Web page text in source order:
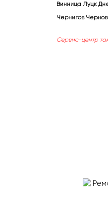
Винница Луцк
Чернигов
Сервис-центр